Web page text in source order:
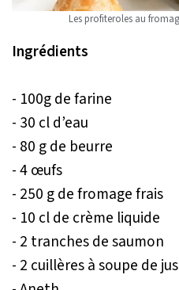
Les profiteroles au
Ingrédients
- 100g de farine
- 30 cl d’eau
- 80 g de beurre
- 4 œufs
- 250 g de fromage frais
- 10 cl de crème liquide
- 2 tranches de saumon
- 2 cuillères à soupe de